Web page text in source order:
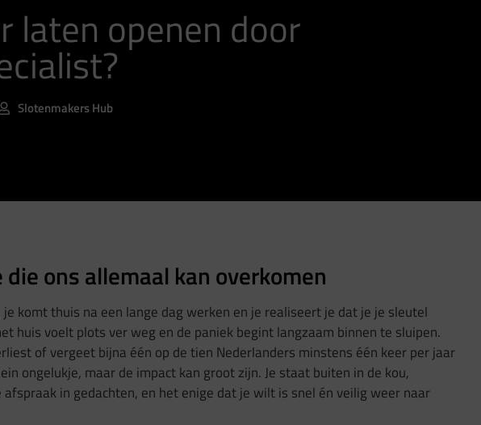
laten openen door
Slotenmakers Hub
ons allemaal kan overkomen
komt thuis na een lange dag werken en je realiseert je dat je je sleutel
huis voelt plots ver weg en de paniek begint langzaam binnen te sluipen.
of vergeet bijna één op de tien Nederlanders minstens één keer per jaar
ongelukje, maar de impact kan groot zijn. Je staat buiten in de kou,
in gedachten, en het enige dat je wilt is snel én veilig weer naar